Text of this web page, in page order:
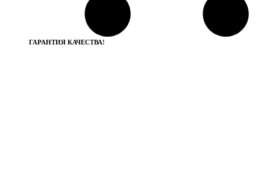
ГАРАНТИЯ КАЧЕСТВА!